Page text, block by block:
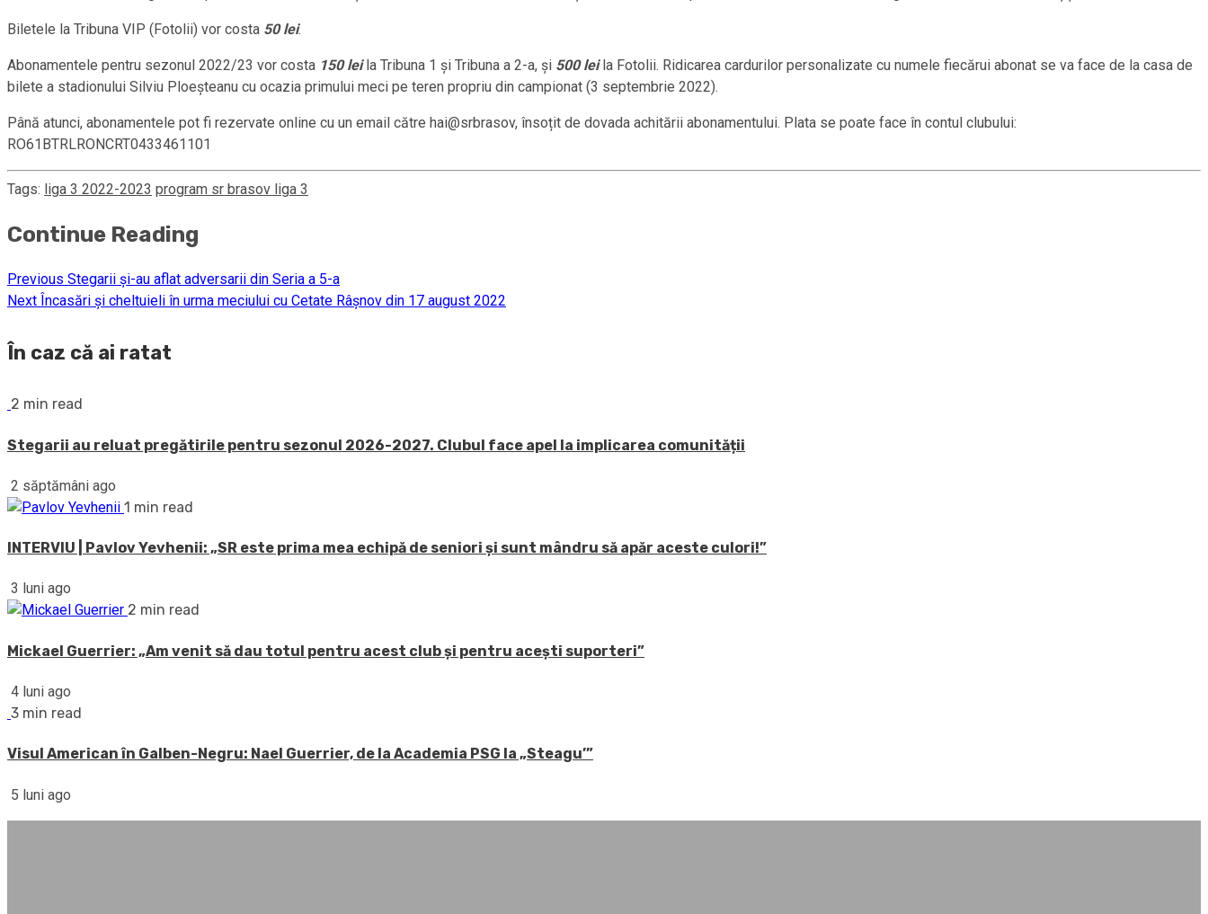
Biletele la Tribuna VIP (Fotolii) vor costa 50 lei.
Abonamentele pentru sezonul 2022/23 vor costa 150 leila Tribuna 1 și Tribuna a 2-a, și 500 leila Fotolii. Ridicarea cardurilor personalizate cu numele fiecărui abonat se va face de la casa de
bilete a stadionului Silviu Ploeșteanu cu ocazia primului meci pe teren propriu din campionat (3 septembrie 2022).
Până atunci, abonamentele pot fi rezervate online cu un email către hai@srbrasov, însoțit de dovada achitării abonamentului. Plata se poate face în contul clubului:
RO61BTRLRONCRT0433461101
Tags: liga 3 2022-2023 program sr brasov liga 3
Continue Reading
Previous Stegarii și-au aflat adversarii din Seria a 5-a
Next Încasări și cheltuieli în urma meciului cu Cetate Râșnov din 17 august 2022
În caz că ai ratat
2 min read
Stegarii au reluat pregătirile pentru sezonul 2026-2027. Clubul face apel la implicarea comunității
2 săptămâni ago
1 min read
INTERVIU | Pavlov Yevhenii: „SR este prima mea echipă de seniori și sunt mândru să apăr aceste culori!”
3 luni ago
2 min read
Mickael Guerrier: „Am venit să dau totul pentru acest club și pentru acești suporteri”
4 luni ago
3 min read
Visul American în Galben-Negru: Nael Guerrier, de la Academia PSG la „Steagu’”
5 luni ago